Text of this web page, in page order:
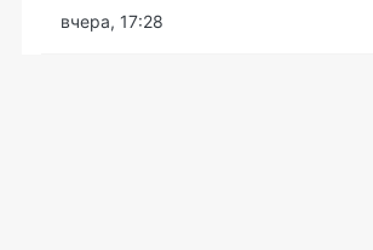
вчера, 17:28